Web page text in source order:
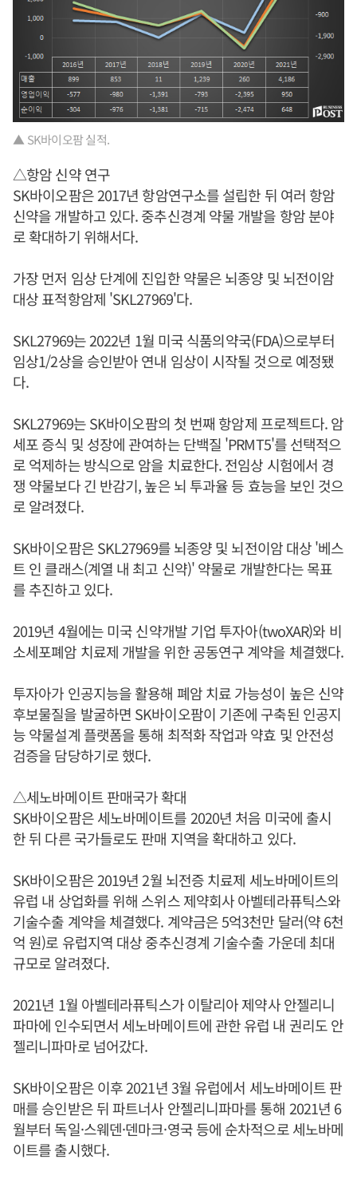
▲ SK바이오팜 실적.
△항암 신약 연구
SK바이오팜은 2017년 항암연구소를 설립한 뒤 여러 항암
신약을 개발하고 있다. 중추신경계 약물 개발을 항암 분야
로 확대하기 위해서다.
가장 먼저 임상 단계에 진입한 약물은 뇌종양 및 뇌전이암
대상 표적항암제 'SKL27969'다.
SKL27969는 2022년 1월 미국 식품의약국(FDA)으로부터
임상1/2상을 승인받아 연내 임상이 시작될 것으로 예정됐
다.
SKL27969는 SK바이오팜의 첫 번째 항암제 프로젝트다. 암
세포 증식 및 성장에 관여하는 단백질 'PRMT5'를 선택적으
로 억제하는 방식으로 암을 치료한다. 전임상 시험에서 경
쟁 약물보다 긴 반감기, 높은 뇌 투과율 등 효능을 보인 것으
로 알려졌다.
SK바이오팜은 SKL27969를 뇌종양 및 뇌전이암 대상 '베스
트 인 클래스(계열 내 최고 신약)' 약물로 개발한다는 목표
를 추진하고 있다.
2019년 4월에는 미국 신약개발 기업 투자아(twoXAR)와 비
소세포폐암 치료제 개발을 위한 공동연구 계약을 체결했다.
투자아가 인공지능을 활용해 폐암 치료 가능성이 높은 신약
후보물질을 발굴하면 SK바이오팜이 기존에 구축된 인공지
능 약물설계 플랫폼을 통해 최적화 작업과 약효 및 안전성
검증을 담당하기로 했다.
△세노바메이트 판매국가 확대
SK바이오팜은 세노바메이트를 2020년 처음 미국에 출시
한 뒤 다른 국가들로도 판매 지역을 확대하고 있다.
SK바이오팜은 2019년 2월 뇌전증 치료제 세노바메이트의
유럽 내 상업화를 위해 스위스 제약회사 아벨테라퓨틱스와
기술수출 계약을 체결했다. 계약금은 5억3천만 달러(약 6천
억 원)로 유럽지역 대상 중추신경계 기술수출 가운데 최대
규모로 알려졌다.
2021년 1월 아벨테라퓨틱스가 이탈리아 제약사 안젤리니
파마에 인수되면서 세노바메이트에 관한 유럽 내 권리도 안
젤리니파마로 넘어갔다.
SK바이오팜은 이후 2021년 3월 유럽에서 세노바메이트 판
매를 승인받은 뒤 파트너사 안젤리니파마를 통해 2021년 6
월부터 독일·스웨덴·덴마크·영국 등에 순차적으로 세노바메
이트를 출시했다.